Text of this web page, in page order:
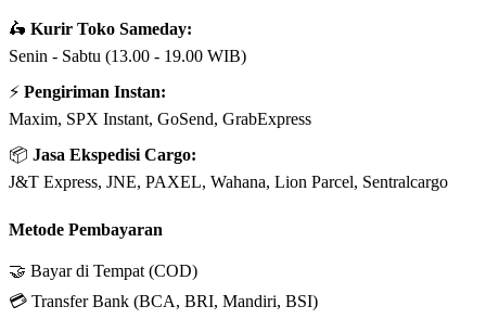
🛵 Kurir Toko Sameday:
Senin - Sabtu (13.00 - 19.00 WIB)
⚡ Pengiriman Instan:
Maxim, SPX Instant, GoSend, GrabExpress
📦 Jasa Ekspedisi Cargo:
J&T Express, JNE, PAXEL, Wahana, Lion Parcel, Sentralcargo
Metode Pembayaran
🤝 Bayar di Tempat (COD)
💳 Transfer Bank (BCA, BRI, Mandiri, BSI)